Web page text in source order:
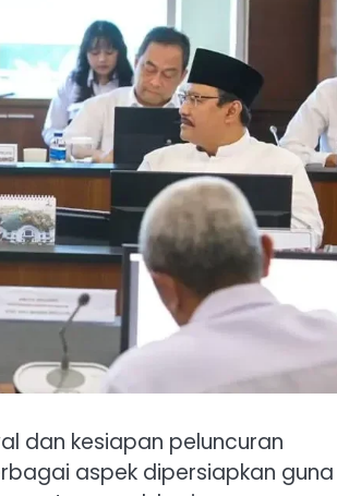
dan kesiapan peluncuran
aspek dipersiapkan guna